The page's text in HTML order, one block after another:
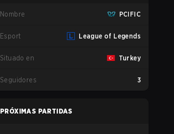
Nombre PCIFIC
Esport League of Legends
Situado en Turkey
Seguidores 3
PRÓXIMAS PARTIDAS